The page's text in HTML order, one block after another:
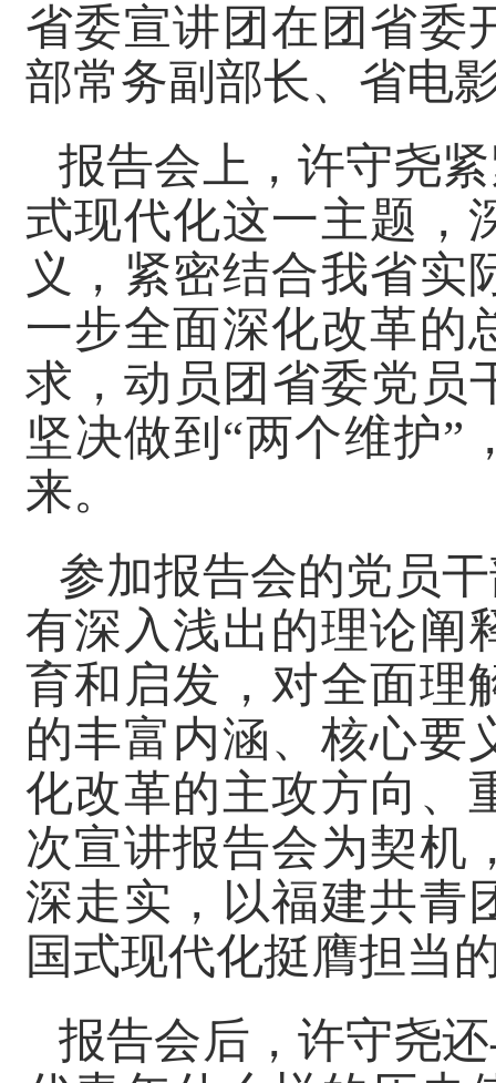
省委宣讲团在团省委
部常务副部长、省电
报告会上，许守尧
式现代化这一主题，
义，紧密结合我省实
一步全面深化改革的
求，动员团省委党员
坚决做到“两个维护”
来。
参加报告会的党员
有深入浅出的理论阐
育和启发，对全面理
的丰富内涵、核心要
化改革的主攻方向、
次宣讲报告会为契机
深走实，以福建共青
国式现代化挺膺担当
报告会后，许守尧